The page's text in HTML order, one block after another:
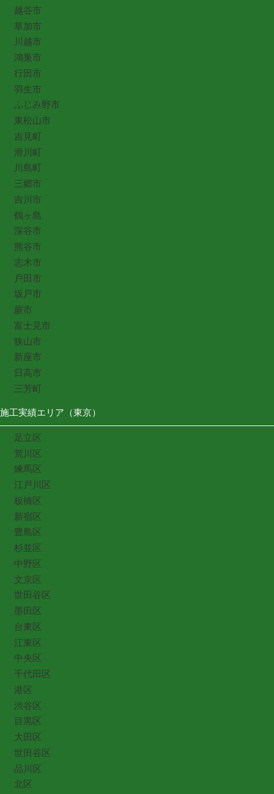
越谷市
草加市
川越市
鴻巣市
行田市
羽生市
ふじみ野市
東松山市
吉見町
滑川町
川島町
三郷市
吉川市
鶴ヶ島
深谷市
熊谷市
志木市
戸田市
坂戸市
蕨市
富士見市
狭山市
新座市
日高市
三芳町
施工実績エリア（東京）
足立区
荒川区
練馬区
江戸川区
板橋区
新宿区
豊島区
杉並区
中野区
文京区
世田谷区
墨田区
台東区
江東区
中央区
千代田区
港区
渋谷区
目黒区
大田区
世田谷区
品川区
北区